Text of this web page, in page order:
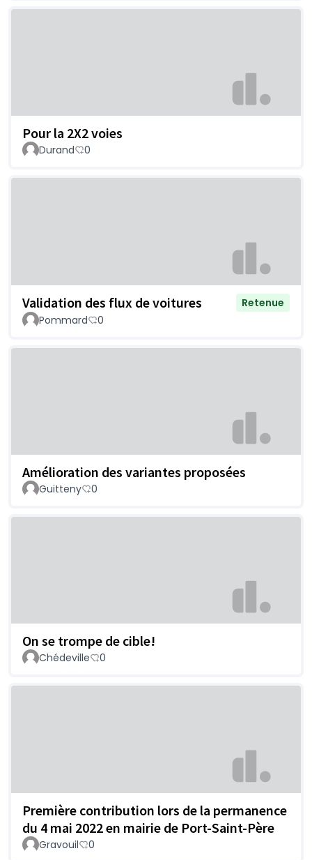
Pour la 2X2 voies
Durand 0
Validation des flux de voitures
Retenue
Pommard
0
Amélioration des variantes proposées
Guitteny 0
On se trompe de cible!
Chédeville 0
Première contribution lors de la permanence
du 4 mai 2022 en mairie de Port-Saint-Père
Gravouil 0